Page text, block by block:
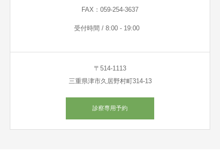
FAX：059-254-3637
受付時間 / 8:00 - 19:00
〒514-1113
三重県津市久居野村町314-13
診察専用予約